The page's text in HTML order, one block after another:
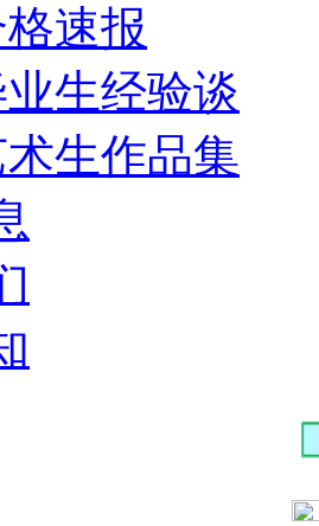
速报
生经验谈
生作品集